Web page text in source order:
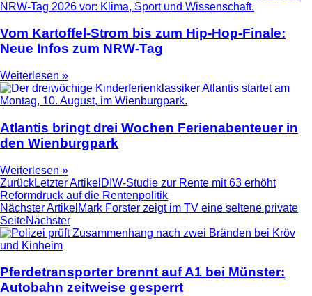
Vom Kartoffel-Strom bis zum Hip-Hop-Finale:
Neue Infos zum NRW-Tag
Weiterlesen »
Atlantis bringt drei Wochen Ferienabenteuer in
den Wienburgpark
Weiterlesen »
ZurückLetzter Artikel DIW-Studie zur Rente mit 63 erhöht
Reformdruck auf die Rentenpolitik
Nächster Artikel Mark Forster zeigt im TV eine seltene private
SeiteNächster
Pferdetransporter brennt auf A1 bei Münster:
Autobahn zeitweise gesperrt